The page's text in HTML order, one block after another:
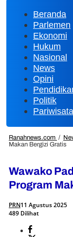
Beranda
Parlemen
Ekonomi
Hukum
Nasional
News
Opini
Politik
Pariwisata
Ranahnews.com /
Makan Bergizi Gratis
Wawako
Program
PRN11 Agustus 2025
489 Dilihat